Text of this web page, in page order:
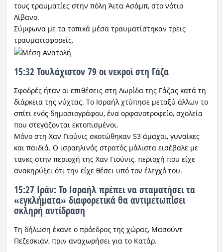
τους τραυματίες στην πόλη Άιτα Ασάμπ, στο νότιο
Λίβανο.
Σύμφωνα με τα τοπικά μέσα τραυματίστηκαν τρεις
τραυματιοφορείς.
15:32 Τουλάχιστον 79 οι νεκροί στη Γάζα
Σφοδρές ήταν οι επιθέσεις στη Λωρίδα της Γάζας κατά τη
διάρκεια της νύχτας. Το Ισραήλ χτύπησε μεταξύ άλλων το
σπίτι ενός δημοσιογράφου, ένα ορφανοτροφείο, σχολεία
που στεγάζονται εκτοπισμένοι.
Μόνο στη Χαν Γιούνις σκοτώθηκαν 53 άμαχοι, γυναίκες
και παιδιά. Ο ισραηλινός στρατός μάλιστα εισέβαλε με
τανκς στην περιοχή της Χαν Γιούνις, περιοχή που είχε
ανακηρύξει ότι την είχε θέσει υπό τον έλεγχό του.
15:27 Ιράν: Το Ισραήλ πρέπει να σταματήσει τα
«εγκλήματα» διαφορετικά θα αντιμετωπίσει
σκληρή αντίδραση
Τη δήλωση έκανε ο πρόεδρος της χώρας, Μασούντ
Πεζεσκιάν, πριν αναχωρήσει για το Κατάρ.